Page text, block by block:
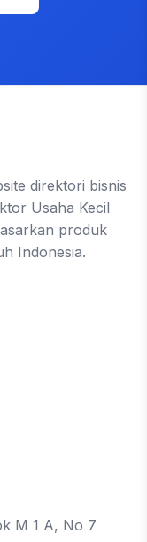
direktori bisnis
Usaha Kecil
produk
Indonesia.
M 1 A, No 7